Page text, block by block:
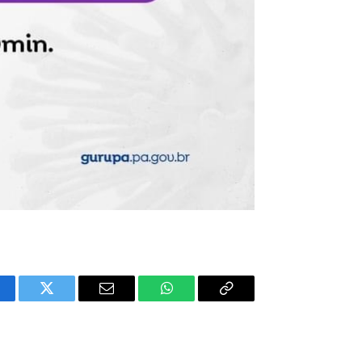
Twitter
E-
WhatsAppCopiar